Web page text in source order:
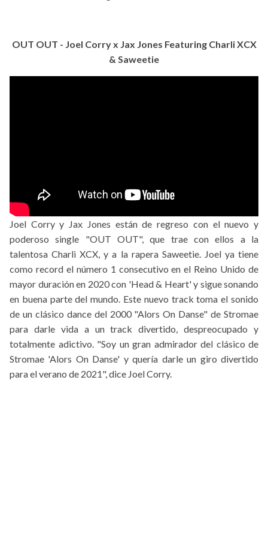
OUT OUT - Joel Corry x Jax Jones Featuring Charli XCX
& Saweetie
Joel Corry y Jax Jones están de regreso con el nuevo y
poderoso single "OUT OUT", que trae con ellos a la
talentosa Charli XCX, y a la rapera Saweetie. Joel ya tiene
como record el número 1 consecutivo en el Reino Unido de
mayor duración en 2020 con 'Head & Heart' y sigue sonando
en buena parte del mundo. Este nuevo track toma el sonido
de un clásico dance del 2000 "Alors On Danse" de Stromae
para darle vida a un track divertido, despreocupado y
totalmente adictivo. "Soy un gran admirador del clásico de
Stromae 'Alors On Danse' y quería darle un giro divertido
para el verano de 2021", dice Joel Corry.